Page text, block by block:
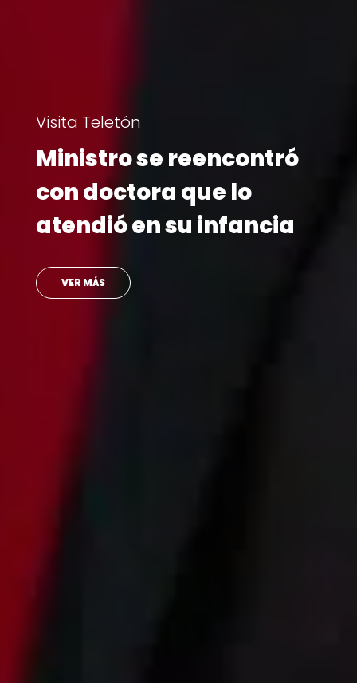
Directoras y directores
de Teletón se reúnen
para proyectar los
desafíos del año
LEER MÁS